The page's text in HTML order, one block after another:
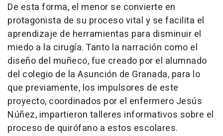
De esta forma, el menor se convierte en
protagonista de su proceso vital y se facilita el
aprendizaje de herramientas para disminuir el
miedo a la cirugía. Tanto la narración como el
diseño del muñeco, fue creado por el alumnado
del colegio de la Asunción de Granada, para lo
que previamente, los impulsores de este
proyecto, coordinados por el enfermero Jesús
Núñez, impartieron talleres informativos sobre el
proceso de quirófano a estos escolares.